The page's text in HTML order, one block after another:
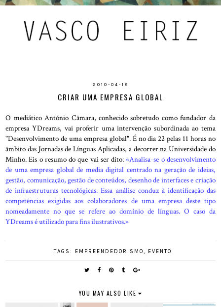
2010-04-18
CRIAR UMA EMPRESA GLOBAL
O mediático António Câmara, conhecido sobretudo como fundador da
empresa YDreams, vai proferir uma intervenção subordinada ao tema
"Desenvolvimento de uma empresa global". É no dia 22 pelas 11 horas no
âmbito das Jornadas de Línguas Aplicadas, a decorrer na Universidade do
Minho. Eis o resumo do que vai ser dito:«Analisa-se o desenvolvimento
de uma empresa global de media digital centrado na geração de ideias,
gestão, comunicação, gestão de conteúdos, desenho de interfaces e criação
de infraestruturas tecnológicas. Essa análise conduz à identificação das
competências exigidas aos colaboradores de uma empresa deste tipo
nomeadamente no que se refere ao domínio de línguas. O caso da
YDreams é utilizado para fins ilustrativos.»
TAGS: EMPREENDEDORISMO, EVENTO
YOU MAY ALSO LIKE